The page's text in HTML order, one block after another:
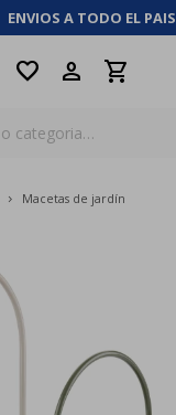
ENVIOS A TODO EL PAIS
favorite
Macetas de jardín